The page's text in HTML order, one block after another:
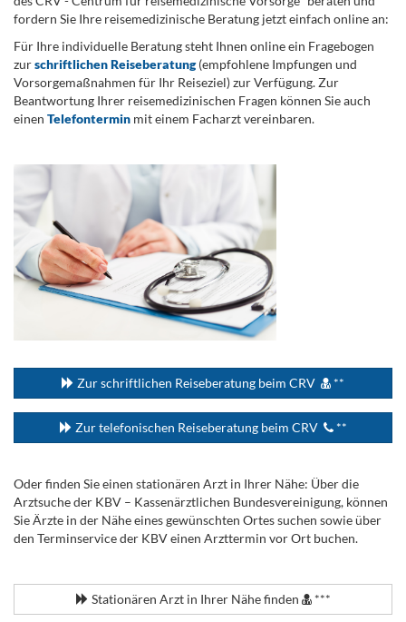
fordern Sie Ihre reisemedizinische Beratung jetzt einfach online an:
Für Ihre individuelle Beratung steht Ihnen online ein Fragebogen
zurschriftlichen Reiseberatung(empfohlene Impfungen und
Vorsorgemaßnahmen für Ihr Reiseziel) zur Verfügung. Zur
Beantwortung Ihrer reisemedizinischen Fragen können Sie auch
einen Telefontermin mit einem Facharzt vereinbaren.
Zur schriftlichen Reiseberatung beim CRV **
Zur telefonischen Reiseberatung beim CRV **
Oder finden Sie einen stationären Arzt in Ihrer Nähe: Über die
Arztsuche der KBV – Kassenärztlichen Bundesvereinigung, können
Sie Ärzte in der Nähe eines gewünschten Ortes suchen sowie über
den Terminservice der KBV einen Arzttermin vor Ort buchen.
Stationären Arzt in Ihrer Nähe finden ***